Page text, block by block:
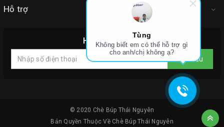
Hỗ trợ
Hãy gọi cho tôi
Yêu cầu
© 2020 Chè Búp Thái Nguyên
Bản Quyền Thuộc Về Chè Búp Thái Nguyên
Tùng
Không biết em có thể hỗ trợ gì
cho anh/chị không ạ?